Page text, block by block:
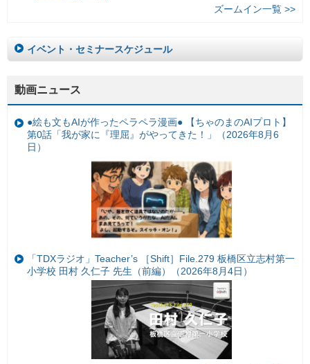
ズームイン一覧 >>
イベント・セミナースケジュール
動画ニュース
●絵も文もAIが作ったペラペラ漫画● 【ちゃのまのAIプロト】
第0話「我が家に『理屈』がやってきた！」（2026年8月6
日）
「TDXラジオ」Teacher’s ［Shift］File.279 板橋区立志村第一
小学校 田村 久仁子 先生（前編）（2026年8月4日）